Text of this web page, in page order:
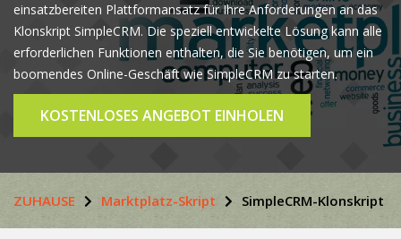
einsatzbereiten Plattformansatz für Ihre Anforderungen an das
Klonskript SimpleCRM. Die speziell entwickelte Lösung kann alle
erforderlichen Funktionen enthalten, die Sie benötigen, um ein
boomendes Online-Geschäft wie SimpleCRM zu starten.
KOSTENLOSES ANGEBOT EINHOLEN
ZUHAUSE Marktplatz-Skript SimpleCRM-Klonskript